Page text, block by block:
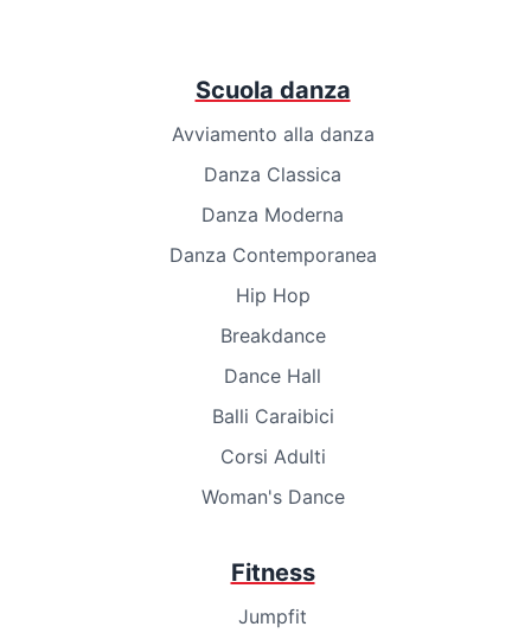
Scuola danza
Avviamento alla danza
Danza Classica
Danza Moderna
Danza Contemporanea
Hip Hop
Breakdance
Dance Hall
Balli Caraibici
Corsi Adulti
Woman's Dance
Fitness
Jumpfit